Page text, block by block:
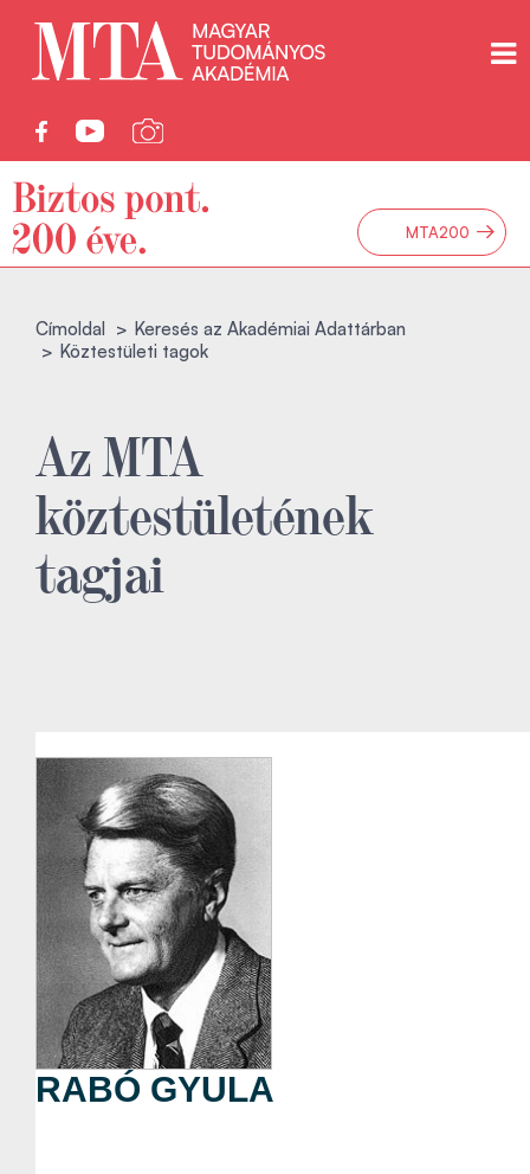
MTA200 →
Címoldal
Keresés az Akadémiai Adattárban
Köztestületi tagok
Az MTA
köztestületének
tagjai
RABÓ GYULA